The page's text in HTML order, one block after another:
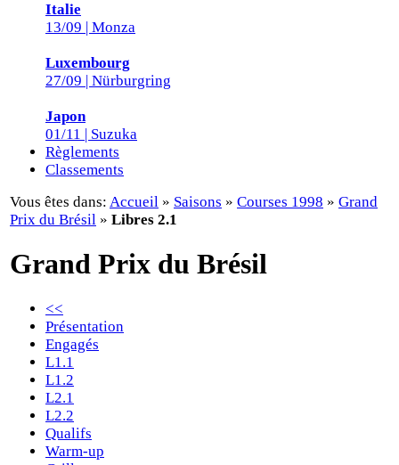
Italie
13/09 | Monza
Luxembourg
27/09 | Nürburgring
Japon
01/11 | Suzuka
Règlements
Classements
Vous êtes dans: Accueil » Saisons » Courses 1998 » Grand
Prix du Brésil » Libres 2.1
Grand Prix du Brésil
<<
Présentation
Engagés
L1.1
L1.2
L2.1
L2.2
Qualifs
Warm-up